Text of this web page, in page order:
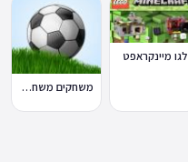
לגו מיינקראפט
משחקים משחקי כדורגל במחשב וברשת